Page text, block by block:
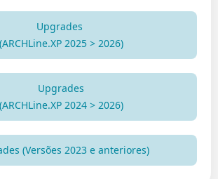
Upgrades
(ARCHLine.XP 2025 > 2026)
Upgrades
(ARCHLine.XP 2024 > 2026)
(Versões 2023 e anteriores)